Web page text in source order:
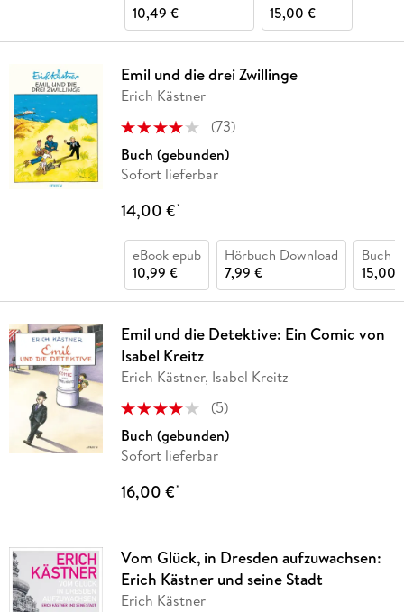
10,49 €
15,00 €
Emil und die drei Zwillinge
Erich Kästner
(73)
Buch (gebunden)
Sofort lieferbar
14,00 €*
eBook epub
10,99 €
Hörbuch Download
7,99 €
Buch
15,00
Emil und die Detektive: Ein Comic von
Isabel Kreitz
Erich Kästner, Isabel Kreitz
(5)
Buch (gebunden)
Sofort lieferbar
16,00 €*
Vom Glück, in Dresden aufzuwachsen:
Erich Kästner und seine Stadt
Erich Kästner